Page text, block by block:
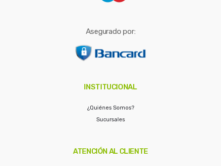
Asegurado por:
INSTITUCIONAL
¿Quiénes Somos?
Sucursales
ATENCIÓN AL CLIENTE